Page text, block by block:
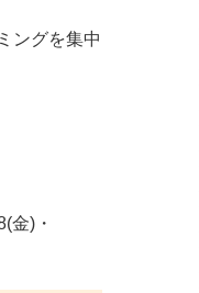
ングを集中
金)・